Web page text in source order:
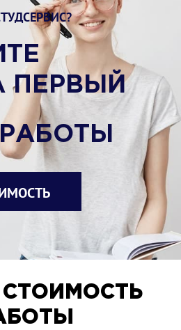
ПЕРВЫЙ
СТОИМОСТЬ